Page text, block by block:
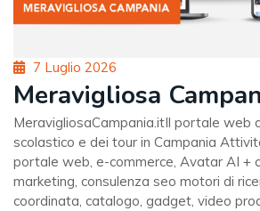
Posted
on
7 Luglio 2026
Meravigliosa
MeravigliosaCampania.itIl portale web
scolastico e dei tour in Campania
portale web, e-commerce, Avatar AI +
marketing, consulenza seo motori di
coordinata, catalogo, gadget, video